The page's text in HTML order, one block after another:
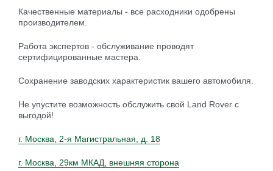
Качественные материалы - все расходники одобрены
производителем.
Работа экспертов - обслуживание проводят
сертифицированные мастера.
Сохранение заводских характеристик вашего автомобиля.
Не упустите возможность обслужить свой Land Rover с
выгодой!
г. Москва, 2-я Магистральная, д. 18
г. Москва, 29км МКАД, внешняя сторона